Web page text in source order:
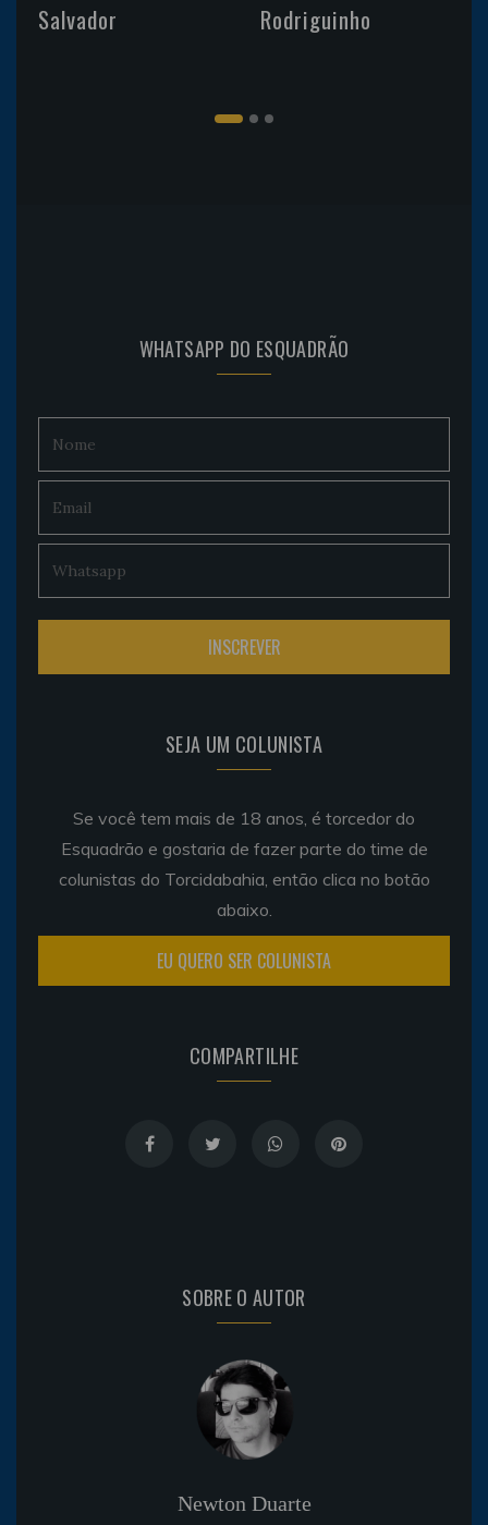
Salvador
Rodriguinho
WHATSAPP DO ESQUADRÃO
SEJA UM COLUNISTA
Se você tem mais de 18 anos, é torcedor do
Esquadrão e gostaria de fazer parte do time de
colunistas do Torcidabahia, então clica no botão
abaixo.
EU QUERO SER COLUNISTA
COMPARTILHE
SOBRE O AUTOR
Newton Duarte